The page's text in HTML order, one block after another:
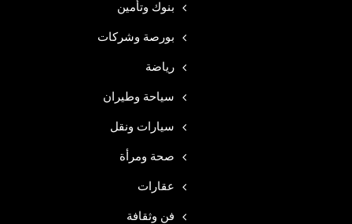
بنوك وتأمين
بورصة وشركات
رياضة
سياحة وطيران
سيارات ونقل
صحة ومرأة
عقارات
فن وثقافة